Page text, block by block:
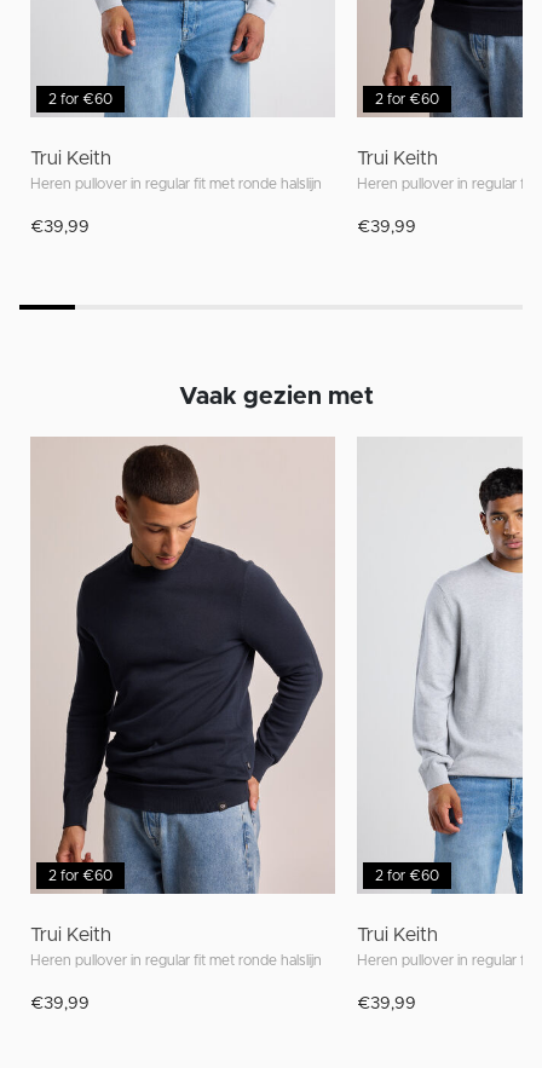
2 for €60
Trui Keith
Heren pullover in regular fit met ronde halslijn
€39,99
2 for €60
Trui Keith
Heren pullover in regular fit
€39,99
Vaak gezien met
2 for €60
Trui Keith
Heren pullover in regular fit met ronde halslijn
€39,99
2 for €60
Trui Keith
Heren pullover in regular fit
€39,99